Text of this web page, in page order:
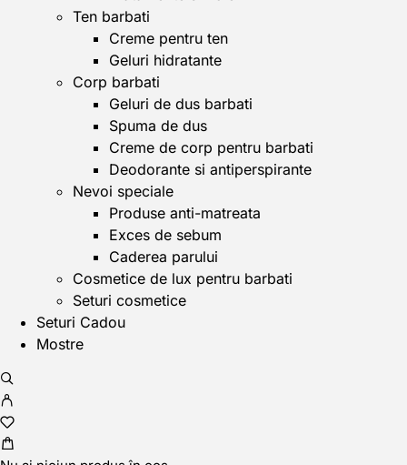
Ten barbati
Creme pentru ten
Geluri hidratante
Corp barbati
Geluri de dus barbati
Spuma de dus
Creme de corp pentru barbati
Deodorante si antiperspirante
Nevoi speciale
Produse anti-matreata
Exces de sebum
Caderea parului
Cosmetice de lux pentru barbati
Seturi cosmetice
Seturi Cadou
Mostre